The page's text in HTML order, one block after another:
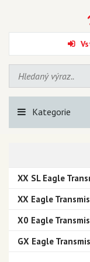
Kategorie
XX SL Eagle
XX Eagle
X0 Eagle
GX Eagle